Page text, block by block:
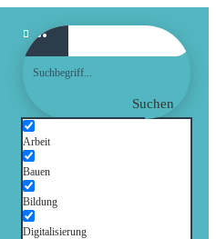
Suchen
Arbeit
Bauen
Bildung
Digitalisierung